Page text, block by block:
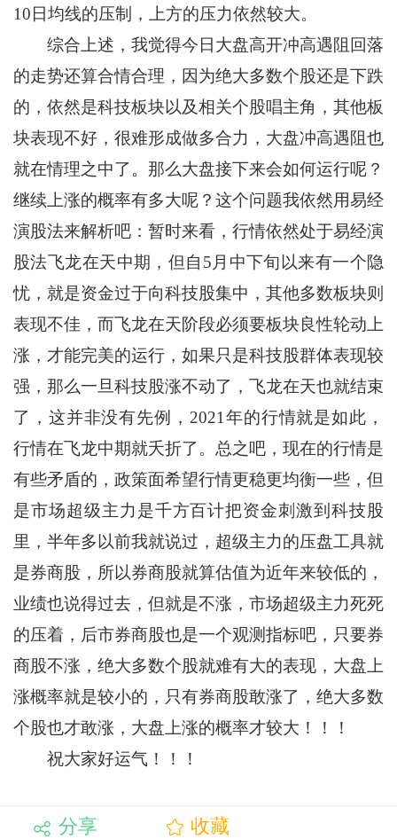
10日均线的压制，上方的压力依然较大。
综合上述，我觉得今日大盘高开冲高遇阻回落
的走势还算合情合理，因为绝大多数个股还是下跌
的，依然是科技板块以及相关个股唱主角，其他板
块表现不好，很难形成做多合力，大盘冲高遇阻也
就在情理之中了。那么大盘接下来会如何运行呢？
继续上涨的概率有多大呢？这个问题我依然用易经
演股法来解析吧：暂时来看，行情依然处于易经演
股法飞龙在天中期，但自5月中下旬以来有一个隐
忧，就是资金过于向科技股集中，其他多数板块则
表现不佳，而飞龙在天阶段必须要板块良性轮动上
涨，才能完美的运行，如果只是科技股群体表现较
强，那么一旦科技股涨不动了，飞龙在天也就结束
了，这并非没有先例，2021年的行情就是如此，
行情在飞龙中期就夭折了。总之吧，现在的行情是
有些矛盾的，政策面希望行情更稳更均衡一些，但
是市场超级主力是千方百计把资金刺激到科技股
里，半年多以前我就说过，超级主力的压盘工具就
是券商股，所以券商股就算估值为近年来较低的，
业绩也说得过去，但就是不涨，市场超级主力死死
的压着，后市券商股也是一个观测指标吧，只要券
商股不涨，绝大多数个股就难有大的表现，大盘上
涨概率就是较小的，只有券商股敢涨了，绝大多数
个股也才敢涨，大盘上涨的概率才较大！！！
祝大家好运气！！！
分享 收藏